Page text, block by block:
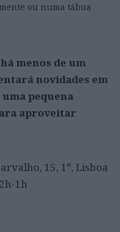
ou numa tábua
menos de um
novidades em
pequena
aproveitar
15, 1º, Lisboa
1h